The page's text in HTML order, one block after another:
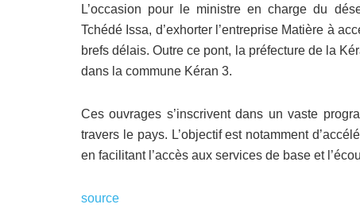
L’occasion pour le ministre en charge du
Tchédé Issa, d’exhorter l’entreprise Matière à
brefs délais. Outre ce pont, la préfecture de la
dans la commune Kéran 3.
Ces ouvrages s’inscrivent dans un vaste
travers le pays. L’objectif est notamment
en facilitant l’accès aux services de base et
source